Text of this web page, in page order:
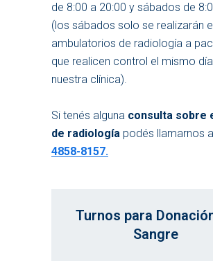
de 8:00 a 20:00 y sábados de
(los sábados solo se realizarán
ambulatorios de radiología a
que realicen control el mismo
nuestra clínica).
Si tenés alguna consulta sobre
de radiología podés llamarnos
4858-8157.
Turnos para
Sangre